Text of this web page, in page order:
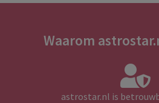
Waarom
astrostar.nl is